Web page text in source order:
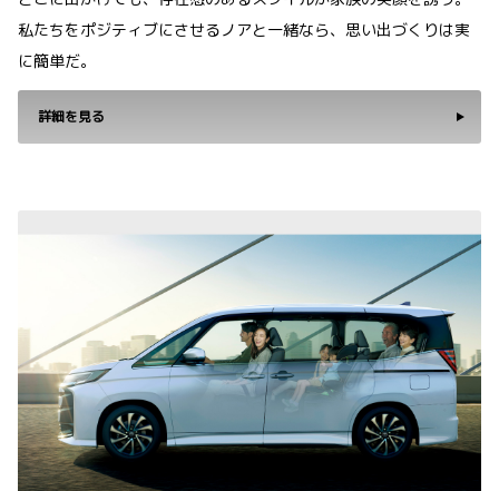
私たちをポジティブにさせるノアと一緒なら、思い出づくりは実
に簡単だ。
詳細を見る